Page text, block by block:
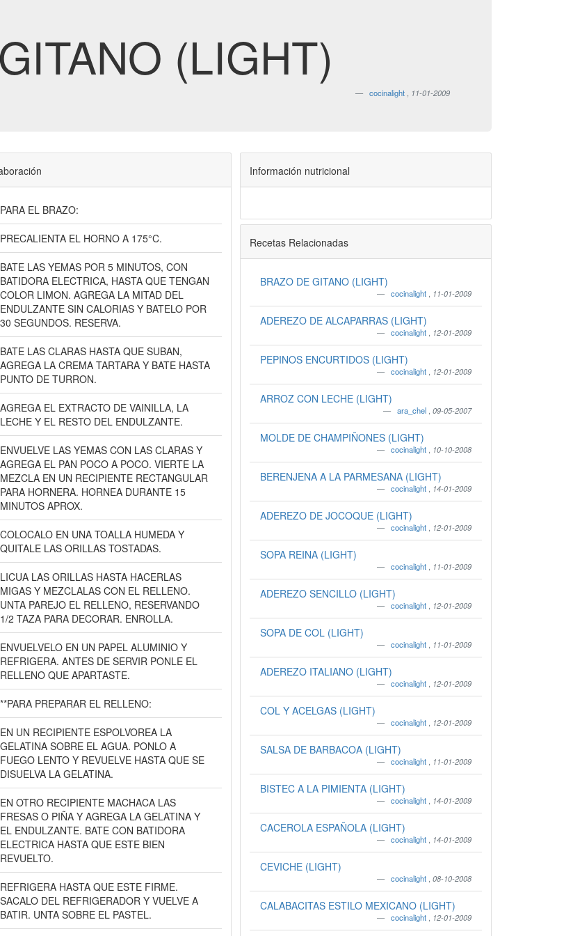
(LIGHT)
cocinalight 11-01-2009
PARA EL BRAZO:
PRECALIENTA EL HORNO A 175°C.
BATE LAS YEMAS POR 5 MINUTOS, CON
BATIDORA ELECTRICA, HASTA QUE TENGAN
COLOR LIMON. AGREGA LA MITAD DEL
ENDULZANTE SIN CALORIAS Y BATELO POR
30 SEGUNDOS. RESERVA.
BATE LAS CLARAS HASTA QUE SUBAN,
AGREGA LA CREMA TARTARA Y BATE HASTA
PUNTO DE TURRON.
AGREGA EL EXTRACTO DE VAINILLA, LA
LECHE Y EL RESTO DEL ENDULZANTE.
ENVUELVE LAS YEMAS CON LAS CLARAS Y
AGREGA EL PAN POCO A POCO. VIERTE LA
MEZCLA EN UN RECIPIENTE RECTANGULAR
PARA HORNERA. HORNEA DURANTE 15
MINUTOS APROX.
COLOCALO EN UNA TOALLA HUMEDA Y
QUITALE LAS ORILLAS TOSTADAS.
LICUA LAS ORILLAS HASTA HACERLAS
MIGAS Y MEZCLALAS CON EL RELLENO.
UNTA PAREJO EL RELLENO, RESERVANDO
1/2 TAZA PARA DECORAR. ENROLLA.
ENVUELVELO EN UN PAPEL ALUMINIO Y
REFRIGERA. ANTES DE SERVIR PONLE EL
RELLENO QUE APARTASTE.
**PARA PREPARAR EL RELLENO:
EN UN RECIPIENTE ESPOLVOREA LA
GELATINA SOBRE EL AGUA. PONLO A
FUEGO LENTO Y REVUELVE HASTA QUE SE
DISUELVA LA GELATINA.
EN OTRO RECIPIENTE MACHACA LAS
FRESAS O PIÑA Y AGREGA LA GELATINA Y
EL ENDULZANTE. BATE CON BATIDORA
ELECTRICA HASTA QUE ESTE BIEN
REVUELTO.
REFRIGERA HASTA QUE ESTE FIRME.
SACALO DEL REFRIGERADOR Y VUELVE A
BATIR. UNTA SOBRE EL PASTEL.
Información nutricional
Recetas Relacionadas
BRAZO DE GITANO (LIGHT)
cocinalight 11-01-2009
ADEREZO DE ALCAPARRAS (LIGHT)
cocinalight 12-01-2009
PEPINOS ENCURTIDOS (LIGHT)
cocinalight 12-01-2009
ARROZ CON LECHE (LIGHT)
ara_chel ,09-05-2007
MOLDE DE CHAMPIÑONES (LIGHT)
cocinalight 10-10-2008
BERENJENA A LA PARMESANA (LIGHT)
cocinalight 14-01-2009
ADEREZO DE JOCOQUE (LIGHT)
cocinalight 12-01-2009
SOPA REINA (LIGHT)
cocinalight 11-01-2009
ADEREZO SENCILLO (LIGHT)
cocinalight 12-01-2009
SOPA DE COL (LIGHT)
cocinalight 11-01-2009
ADEREZO ITALIANO (LIGHT)
cocinalight 12-01-2009
COL Y ACELGAS (LIGHT)
cocinalight 12-01-2009
SALSA DE BARBACOA (LIGHT)
cocinalight 11-01-2009
BISTEC A LA PIMIENTA (LIGHT)
cocinalight 14-01-2009
CACEROLA ESPAÑOLA (LIGHT)
cocinalight 14-01-2009
CEVICHE (LIGHT)
cocinalight ,08-10-2008
CALABACITAS ESTILO MEXICANO (LIGHT)
cocinalight 12-01-2009